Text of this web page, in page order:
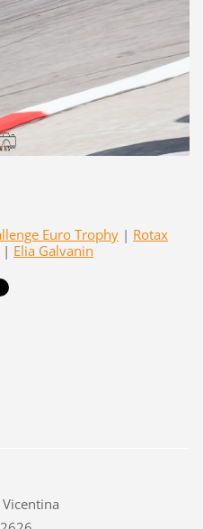
Euro Trophy | Rotax
| Elia Galvanin